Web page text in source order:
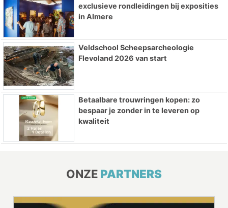
exclusieve rondleidingen bij exposities
in Almere
Veldschool Scheepsarcheologie
Flevoland 2026 van start
Betaalbare trouwringen kopen: zo
bespaar je zonder in te leveren op
kwaliteit
ONZE PARTNERS